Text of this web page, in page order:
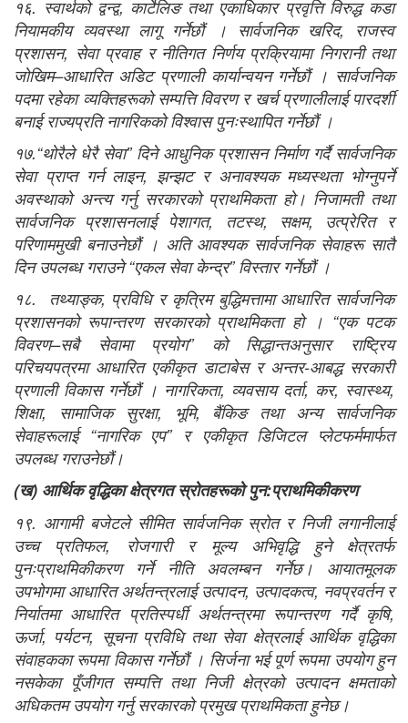
१६. स्वार्थको द्वन्द्व, कार्टेलिङ तथा एकाधिकार प्रवृत्ति विरुद्ध कडा
नियामकीय व्यवस्था लागू गर्नेछौं । सार्वजनिक खरिद, राजस्व
प्रशासन, सेवा प्रवाह र नीतिगत निर्णय प्रक्रियामा निगरानी तथा
जोखिम–आधारित अडिट प्रणाली कार्यान्वयन गर्नेछौं । सार्वजनिक
पदमा रहेका व्यक्तिहरूको सम्पत्ति विवरण र खर्च प्रणालीलाई पारदर्शी
बनाई राज्यप्रति नागरिकको विश्वास पुनःस्थापित गर्नेछौं ।
१७.“थोरैले धेरै सेवा” दिने आधुनिक प्रशासन निर्माण गर्दै सार्वजनिक
सेवा प्राप्त गर्न लाइन, झन्झट र अनावश्यक मध्यस्थता भोग्नुपर्ने
अवस्थाको अन्त्य गर्नु सरकारको प्राथमिकता हो। निजामती तथा
सार्वजनिक प्रशासनलाई पेशागत, तटस्थ, सक्षम, उत्प्रेरित र
परिणाममुखी बनाउनेछौं । अति आवश्यक सार्वजनिक सेवाहरू सातै
दिन उपलब्ध गराउने “एकल सेवा केन्द्र” विस्तार गर्नेछौं ।
१८. तथ्याङ्क, प्रविधि र कृत्रिम बुद्धिमत्तामा आधारित सार्वजनिक
प्रशासनको रूपान्तरण सरकारको प्राथमिकता हो । “एक पटक
विवरण–सबै सेवामा प्रयोग” को सिद्धान्तअनुसार राष्ट्रिय
परिचयपत्रमा आधारित एकीकृत डाटाबेस र अन्तर-आबद्ध सरकारी
प्रणाली विकास गर्नेछौं । नागरिकता, व्यवसाय दर्ता, कर, स्वास्थ्य,
शिक्षा, सामाजिक सुरक्षा, भूमि, बैंकिङ तथा अन्य सार्वजनिक
सेवाहरूलाई “नागरिक एप” र एकीकृत डिजिटल प्लेटफर्ममार्फत
उपलब्ध गराउनेछौं।
(ख) आर्थिक वृद्धिका क्षेत्रगत स्रोतहरूको पुन:प्राथमिकीकरण
१९. आगामी बजेटले सीमित सार्वजनिक स्रोत र निजी लगानीलाई
उच्च प्रतिफल, रोजगारी र मूल्य अभिवृद्धि हुने क्षेत्रतर्फ
पुनःप्राथमिकीकरण गर्ने नीति अवलम्बन गर्नेछ। आयातमूलक
उपभोगमा आधारित अर्थतन्त्रलाई उत्पादन, उत्पादकत्व, नवप्रवर्तन र
निर्यातमा आधारित प्रतिस्पर्धी अर्थतन्त्रमा रूपान्तरण गर्दै कृषि,
ऊर्जा, पर्यटन, सूचना प्रविधि तथा सेवा क्षेत्रलाई आर्थिक वृद्धिका
संवाहकका रूपमा विकास गर्नेछौं । सिर्जना भई पूर्ण रूपमा उपयोग हुन
नसकेका पूँजीगत सम्पत्ति तथा निजी क्षेत्रको उत्पादन क्षमताको
अधिकतम उपयोग गर्नु सरकारको प्रमुख प्राथमिकता हुनेछ।